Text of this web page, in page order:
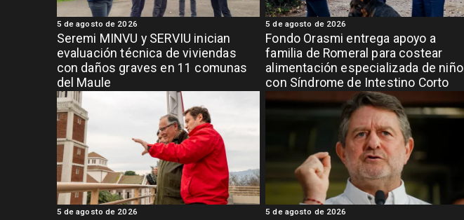
Seremi MINVU y SERVIU inician
evaluación técnica de viviendas
con daños graves en 11 comunas
del Maule
5 de agosto de 2026
Fondo Orasmi entrega apoyo a
familia de Romeral para costear
alimentación especializada de niño
con Síndrome de Intestino Corto
5 de agosto de 2026
5 de agosto de 2026 5 de agosto de 2026